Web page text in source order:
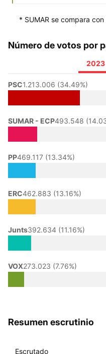
* SUMAR se compara
Número de votos por
2023
PSC1.213.006 (34.49%)
SUMAR - ECP493.548
PP469.117 (13.34%)
ERC462.883 (13.16%)
Junts392.634 (11.16%)
VOX273.023 (7.76%)
Resumen escrutinio
Escrutado